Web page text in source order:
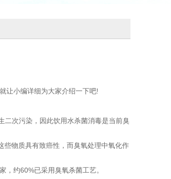
让小编详细为大家介绍一下吧!
次污染，因此饮用水杀菌消毒是当前臭
物质具有致癌性，而臭氧处理中氧化作
约60%已采用臭氧杀菌工艺。